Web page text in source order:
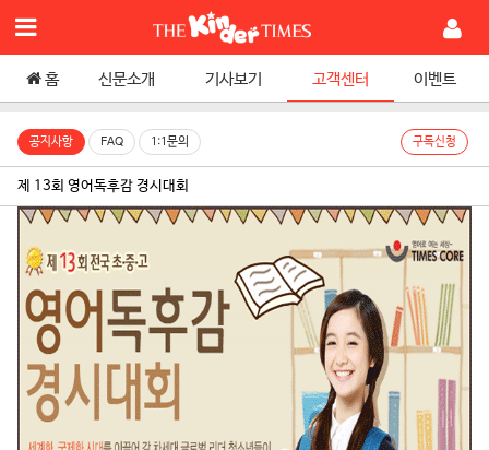
홈 신문소개 기사보기 고객센터 이벤트
공지사항 FAQ 1:1문의 구독신청
제 13회 영어독후감 경시대회